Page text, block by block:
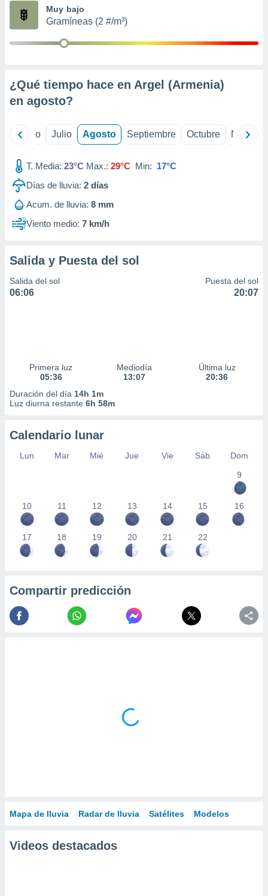
publicidad
1199
Muy bajo
Gramíneas (2 #/m³)
¿Qué tiempo hace en Argel (Armenia)
en agosto?
Junio Julio Agosto Septiembre Octubre
T. Media: 23°C Max.: 29°C Min: 17°C
Días de lluvia: 2 días
Acum. de lluvia: 8 mm
Viento medio: 7 km/h
Salida y Puesta del sol
Salida del sol
06:06
Puesta del sol
20:07
Primera luz
05:36
Mediodía
13:07
Última luz
20:36
Duración del día 14h 1m
Luz diurna restante 6h 58m
Calendario lunar
Lun Mar Mié Jue Vie Sáb
Dom
9
10 11 12 13 14 15 16
17 18 19 20 21 22
Compartir predicción
Mapa de lluvia Radar de lluvia Satélites Modelos
Videos destacados